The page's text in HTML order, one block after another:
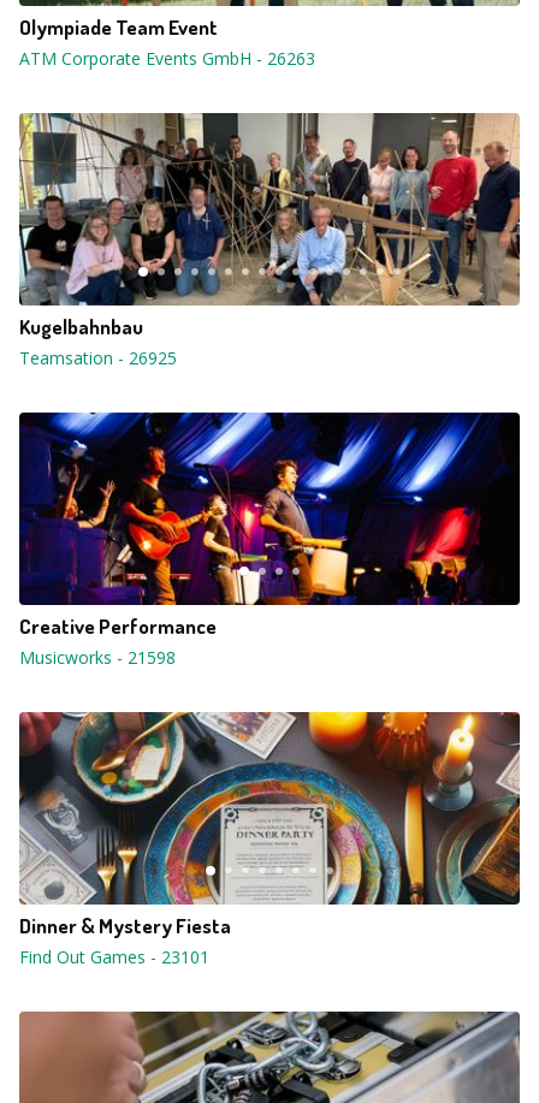
Olympiade Team Event
ATM Corporate Events GmbH - 26263
Kugelbahnbau
Teamsation - 26925
Creative Performance
Musicworks - 21598
Dinner & Mystery Fiesta
Find Out Games - 23101